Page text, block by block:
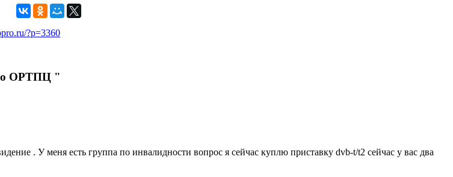
?p=3360
ОРТПЦ "
. У меня есть группа по инвалидности вопрос я сейчас куплю приставку dvb-t/t2 сейчас у вас два